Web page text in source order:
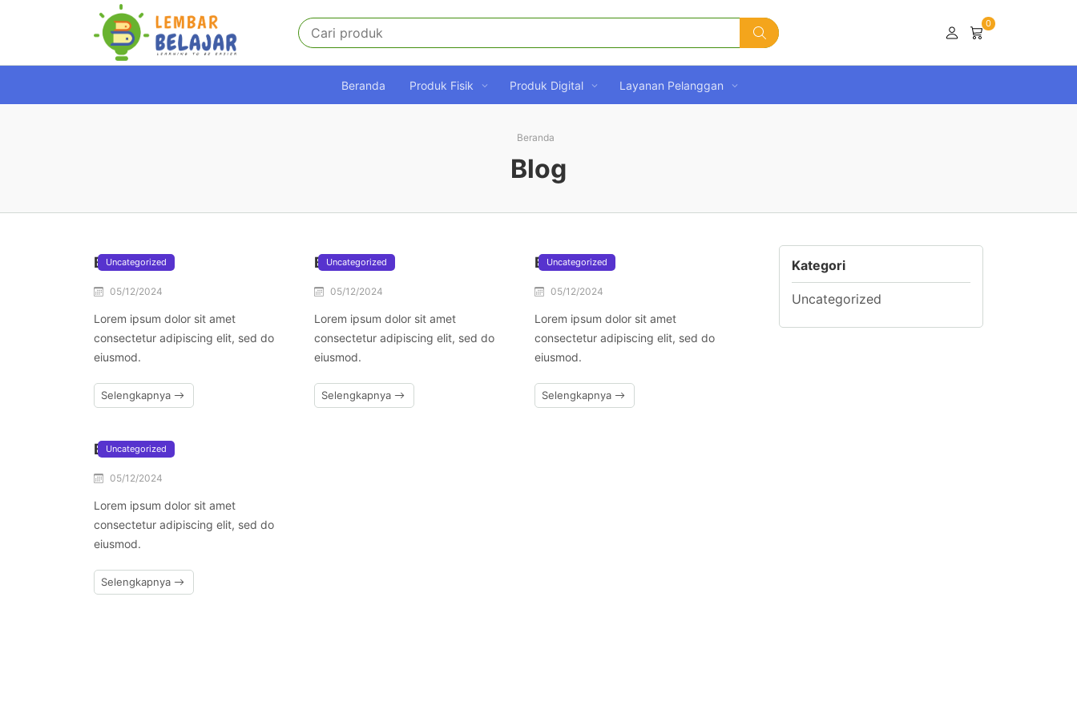
0
Beranda Produk Fisik Produk Digital Layanan Pelanggan
Beranda
Blog
Uncategorized
Blog 4
05/12/2024
Lorem ipsum dolor sit amet
consectetur adipiscing elit, sed do
eiusmod.
Selengkapnya
Uncategorized
Blog 3
05/12/2024
Lorem ipsum dolor sit amet
consectetur adipiscing elit, sed do
eiusmod.
Selengkapnya
Uncategorized
Blog 2
05/12/2024
Lorem ipsum dolor sit amet
consectetur adipiscing elit, sed do
eiusmod.
Selengkapnya
Uncategorized
Blog 1
05/12/2024
Lorem ipsum dolor sit amet
consectetur adipiscing elit, sed do
eiusmod.
Selengkapnya
Kategori
Uncategorized